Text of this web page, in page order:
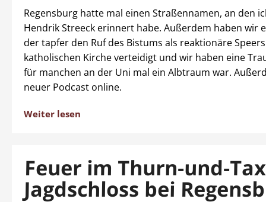
Regensburg hatte mal einen Straßennamen, an den
Hendrik Streeck erinnert habe. Außerdem haben wir
der tapfer den Ruf des Bistums als reaktionäre
katholischen Kirche verteidigt und wir haben eine
für manchen an der Uni mal ein Albtraum war.
neuer Podcast online.
Weiter lesen
Feuer im Thurn-und-
Jagdschloss bei